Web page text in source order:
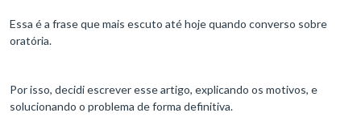
Essa é a frase que mais escuto até hoje quando converso sobre
oratória.
Por isso, decidi escrever esse artigo, explicando os motivos, e
solucionando o problema de forma definitiva.